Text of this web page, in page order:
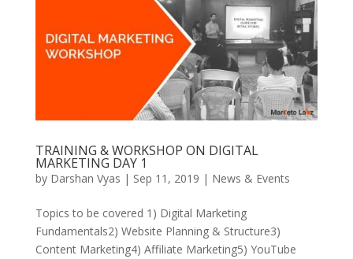
TRAINING & WORKSHOP ON DIGITAL
MARKETING DAY 1
by Darshan Vyas | Sep 11, 2019 | News & Events
Topics to be covered 1) Digital Marketing
Fundamentals2) Website Planning & Structure3)
Content Marketing4) Affiliate Marketing5) YouTube